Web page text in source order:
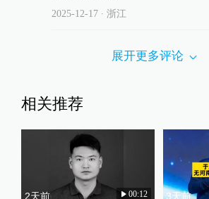
2025-12-17∙ 浙江
展开更多评论
相关推荐
2天前 00:12 3天前